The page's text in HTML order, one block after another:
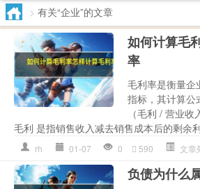
> 有关“企业”的文章
如何计算毛
率
毛利率是衡量企
指标，其计算
（毛利 / 营业
毛利 是指销售收入减去销售成本后的剩余
rh 01-07 0 590 文章
负债为什么